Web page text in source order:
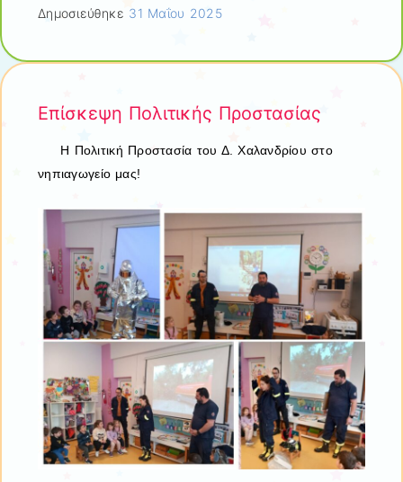
Δημοσιεύθηκε 31 Μαΐου 2025
Επίσκεψη Πολιτικής Προστασίας
Η Πολιτική Προστασία του Δ. Χαλανδρίου στο
νηπιαγωγείο μας!